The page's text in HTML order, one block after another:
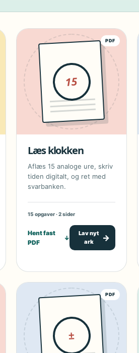
PDF
15
Læs klokken
Aflæs 15 analoge ure, skriv
tiden digitalt, og ret med
svarbanken.
15 opgaver · 2 sider
Hent fast
PDF
↓
Lav nyt
ark
→
PDF
±